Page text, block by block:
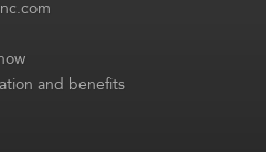
and benefits